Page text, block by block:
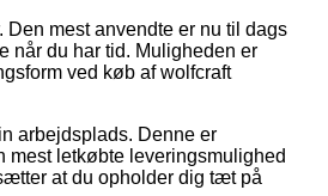
mest anvendte er nu til dags
når du har tid. Muligheden er
ved køb af wolfcraft
arbejdsplads. Denne er
letkøbte leveringsmulighed
at du opholder dig tæt på